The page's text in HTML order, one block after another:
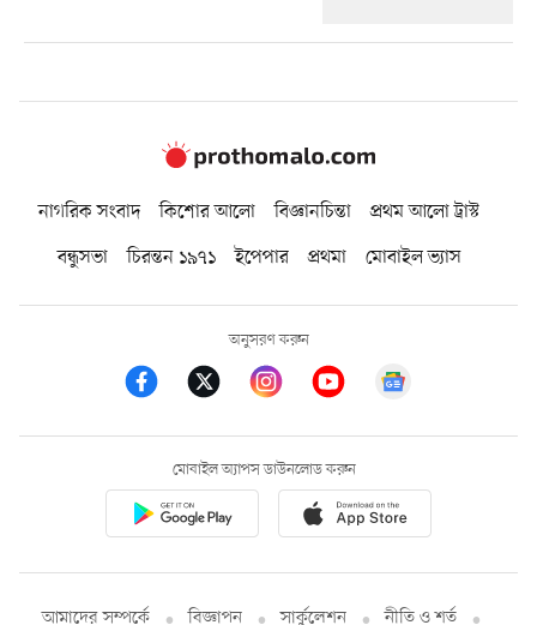
নাগরিক সংবাদ কিশোর আলো বিজ্ঞানচিন্তা
প্রথম আলো ট্রাস্ট
বন্ধুসভা
চিরন্তন ১৯৭১ ইপেপার প্রথমা মোবাইল ভ্যাস
অনুসরণ করুন
মোবাইল অ্যাপস ডাউনলোড করুন
আমাদের সম্পর্কে বিজ্ঞাপন সার্কুলেশন নীতি ও শর্ত